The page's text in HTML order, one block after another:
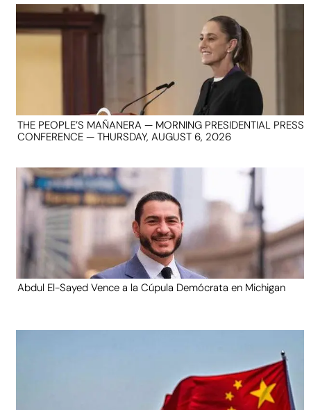
THE PEOPLE’S MAÑANERA — MORNING PRESIDENTIAL PRESS
CONFERENCE — THURSDAY, AUGUST 6, 2026
Abdul El-Sayed Vence a la Cúpula Demócrata en Michigan